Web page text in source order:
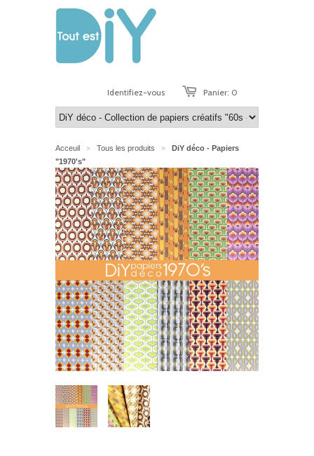
Panier: 0
Identifiez-vous
Acceuil > Tous les produits >
DiY déco - Papiers
"1970's"